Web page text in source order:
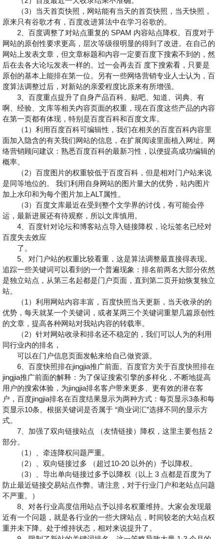
（3）当天首页快照，网站能有当天的首页快照，当天快照，
原来只有谷歌才有，百度改进算法中在学习谷歌的。
2、百度调整了对站点重复的 SPAM 内容站点降权。百度对于
网站的原创性要求更高，层次等级很明显的得到了改进。在自己的
网站上发表文章，但文章标题和内容一定要百度下搜索不到的，然
后在去各大论坛发表一样的。过一会再去百 度下搜索看，只要是
原创的基本上能排在第一位。另有一些网络营销专业人士认为，百
度算法调整过后，对新站的亲爱程度比原来有所增强。
3、百度重点提升了自身产品百科、贴吧、知道、词典、有
啊、经验、文库等相关内容页面的权重，现在百度这些产品的内容
在第一页都有体现，特别是百度百科和百度文库。
（1）利用百度百科可编辑性，我们在相关的百度百科内容里
面加入隐含的有关我们网站的信息，在扩展阅读里面植入网址。网
络营销顾问建议：熟悉百度百科的最新习性，以便提高成功编辑的
概率。
（2）百度图片的权重较低于百度百科，但是相对门户站来说
是同等地位的。 我们利用自身网站的图片量大的优势，站内图片
加上水印和为每个图片加上ALT属性。
（3）百度文库最近在受到整个文学界的讨伐，有可能会停
运，最新进展还有待观察，所以文库慎用。
4、百度针对论坛和博客站点导入链接降权，论坛签名已经对
百度失去效应
了。
5、对门户站的权重比较看重，这是算法调整最直接得表现。
追踪一些关键词可以看到的一个普遍现象：排名前两名大部分依然
是独立站点，从第三名起都是门户页面，直到第二页开始恢复独立
站。
（1）利用网站内容丰富，百度快照当天更新，当天收录的的
优势，每天就某一个关键词，或者某两三个关键词重塑几篇原创性
的文章，提高各种网站对我站内容的转载率。
（2）针对网站收录和排名还不稳定的，我们可以人为的利用
同行业内的排名，
可以在门户信息页面发帖来给自己做资源。
6、百度快照排在jingjia推广前面。百度官方关于百度快照排在
jingjia推广前面的解释：为了保证搜索引擎的多样化，不断地提高
用户的搜索体验，为jingjia排名客户带来更多、更有效的潜在客
户，百度jingjia排名在百度结果显示为两种方式：每页显示3条和每
页显示10条。根据关键词是否属于 “商业词汇”选择不同的显示方
式。
7、加强了双向链接站点 （友情链接）降权，这里主要包括 2
部分。
（1）、牵连降权问题严重。
（2）、双向链接过多 （超过10-20 以外的）予以降权。
（3）、导出单向链接过多予以降权（以上 3 点都是百度为了
防止最近链接交易站点作弊。请注意，对于行业门户和老站点问题
不严重。）
8、对各行业高度信用站点予以排名权重维持。大家会发现最
近有一个问题，就是各行业的一些大牌站点，时间较老的大站点权
重并未下降。处于维持状态，相对来说提升了。